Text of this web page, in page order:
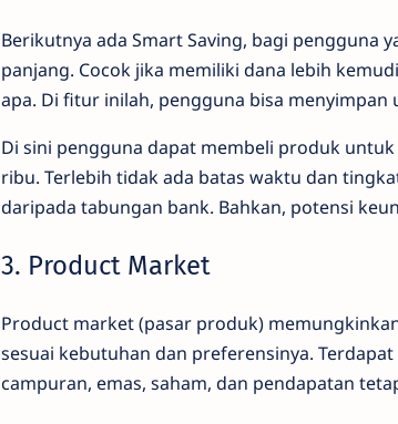
Berikutnya ada Smart Saving, bagi pengguna
panjang. Cocok jika memiliki dana lebih
apa. Di fitur inilah, pengguna bisa menyimpan
Di sini pengguna dapat membeli produk
ribu. Terlebih tidak ada batas waktu dan
daripada tabungan bank. Bahkan, potensi
3. Product Market
Product market (pasar produk)
sesuai kebutuhan dan preferensinya.
campuran, emas, saham, dan pendapatan